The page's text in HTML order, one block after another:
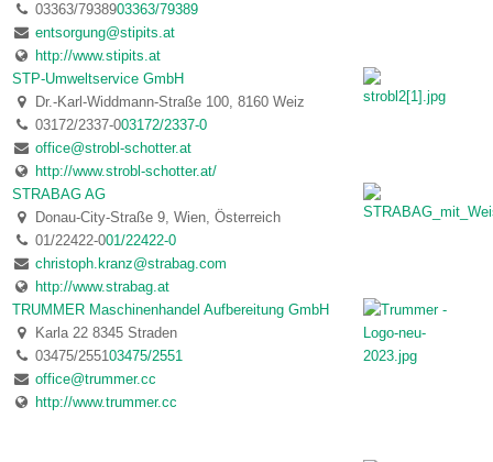
03363/7938903363/79389
entsorgung@stipits.at
http://www.stipits.at
STP-Umweltservice GmbH
Dr.-Karl-Widdmann-Straße 100, 8160 Weiz
03172/2337-003172/2337-0
office@strobl-schotter.at
http://www.strobl-schotter.at/
STRABAG AG
Donau-City-Straße 9, Wien, Österreich
01/22422-001/22422-0
christoph.kranz@strabag.com
http://www.strabag.at
TRUMMER Maschinenhandel Aufbereitung GmbH
Karla 22 8345 Straden
03475/255103475/2551
office@trummer.cc
http://www.trummer.cc